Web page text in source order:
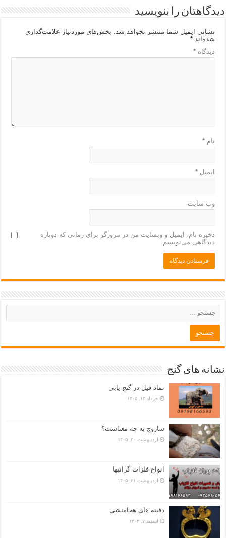
دیدگاهتان را بنویسید
نشانی ایمیل شما منتشر نخواهد شد.
بخش‌های موردنیاز علامت‌گذاری
شده‌اند*
دیدگاه*
نام*
ایمیل*
وب‌ سایت
ذخیره نام، ایمیل و وبسایت من در مرورگر برای زمانی که دوباره
دیدگاهی می‌نویسم.
نشانه های گنج
نماد فیل در گنج یابی
خرداد ۱۳, ۱۴۰۵
ساروج به چه معناست؟
اردیبهشت ۳۰, ۱۴۰۵
انواع فلزات گرانبها
اردیبهشت ۲۱, ۱۴۰۵
دفینه های هخامنشی
اسفند ۷, ۱۴۰۴